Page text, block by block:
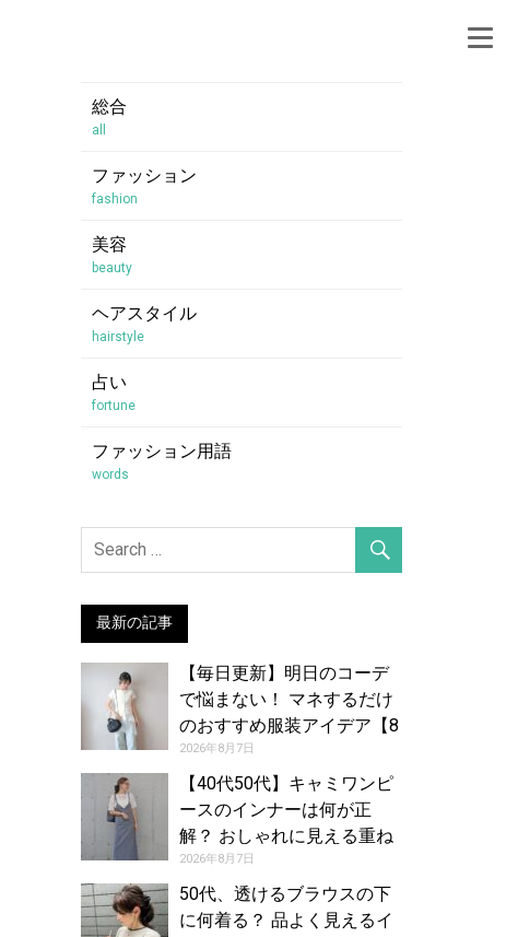
総合
all
ファッション
fashion
美容
beauty
ヘアスタイル
hairstyle
占い
fortune
ファッション用語
words
最新の記事
【毎日更新】明日のコーデ
で悩まない！ マネするだけ
のおすすめ服装アイデア【8
月8日夏】
2026年8月7日
【40代50代】キャミワンピ
ースのインナーは何が正
解？ おしゃれに見える重ね
着コーデカタログ
2026年8月7日
50代、透けるブラウスの下
に何着る？ 品よく見えるイ